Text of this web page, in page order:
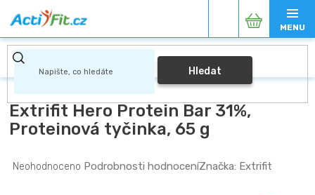
na
obsah
Hledat
Nákupní
košík
Extrifit Hero Protein Bar 31%,
Proteinová tyčinka, 65 g
Průměrné
Neohodnoceno Podrobnosti hodnoceníZnačka: Extrifit